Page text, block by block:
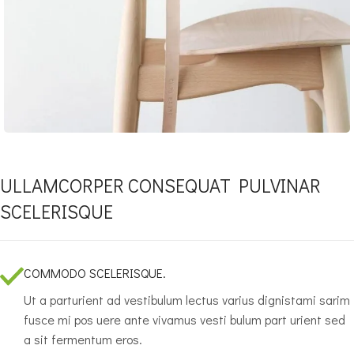
ULLAMCORPER CONSEQUAT PULVINAR
SCELERISQUE
COMMODO SCELERISQUE.
Ut a parturient ad vestibulum lectus varius dignistami sarim
fusce mi pos uere ante vivamus vesti bulum part urient sed
a sit fermentum eros.